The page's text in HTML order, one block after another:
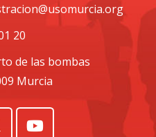
20
de las bombas
Murcia